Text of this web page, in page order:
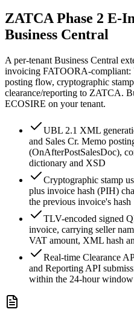
ZATCA Phase 2 E-
Business Central
A per-tenant Business Central
invoicing FATOORA-
posting flow, cryptographic
clearance/reporting to ZATCA.
ECOSIRE on your tenant.
UBL 2.1 XML
and Sales Cr. Memo
(OnAfterPostSalesDoc),
dictionary and XSD
Cryptographic stamp
plus invoice hash (PIH)
the previous invoice's hash
TLV-encoded signed
invoice, carrying seller
VAT amount, XML hash
Real-time Clearance
and Reporting API
within the 24-hour window